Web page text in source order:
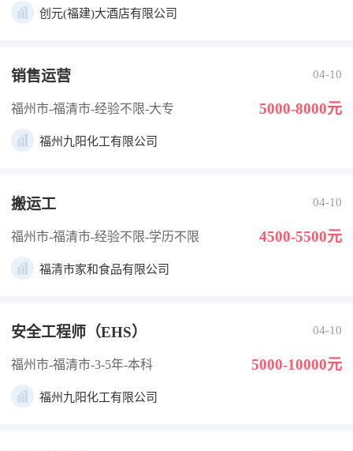
创元(福建)大酒店有限公司
销售运营 04-10
福州市-福清市-经验不限-大专 5000-8000元
福州九阳化工有限公司
搬运工 04-10
福州市-福清市-经验不限-学历不限 4500-5500元
福清市家和食品有限公司
安全工程师（EHS） 04-10
福州市-福清市-3-5年-本科 5000-10000元
福州九阳化工有限公司